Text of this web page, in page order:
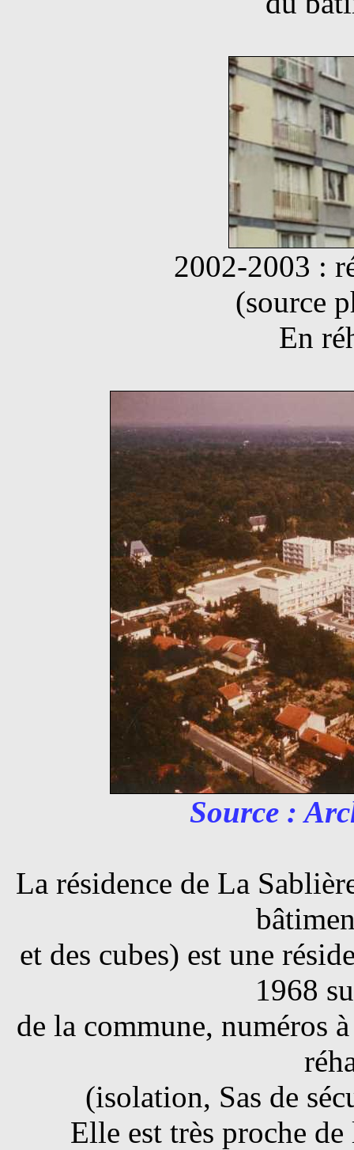
2002-2003 :
(source
En
Source :
La résidence de La
et des cubes) est une
1968
de la commune, numéros
(isolation, Sas de
Elle est très proche